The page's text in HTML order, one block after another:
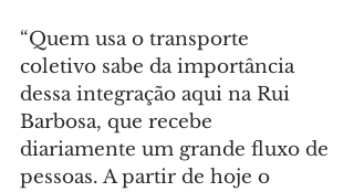
“Quem usa o transporte
coletivo sabe da importância
dessa integração aqui na Rui
Barbosa, que recebe
diariamente um grande fluxo de
pessoas. A partir de hoje o